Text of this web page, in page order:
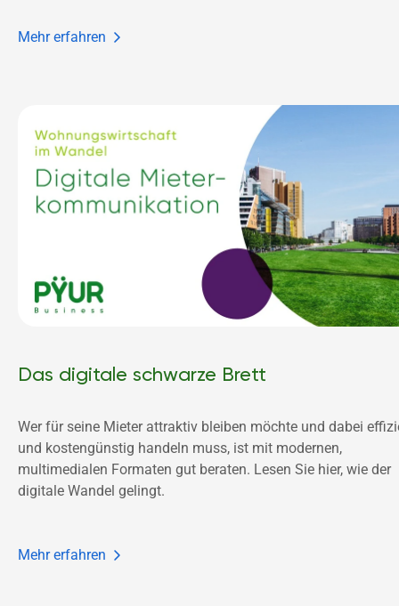
Mehr erfahren
Das digitale schwarze Brett
Wer für seine Mieter attraktiv bleiben möchte und dabei
und kostengünstig handeln muss, ist mit modernen,
multimedialen Formaten gut beraten. Lesen Sie hier, wie der
digitale Wandel gelingt.
Mehr erfahren